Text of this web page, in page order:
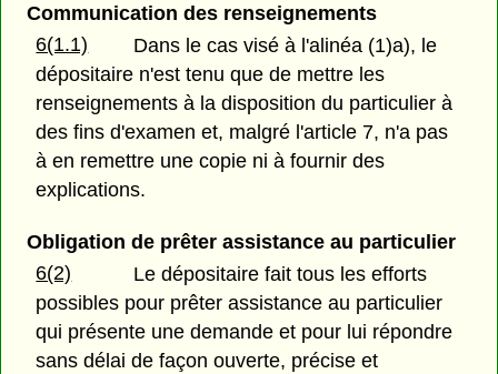
Communication des renseignements
6(1.1)
Dans le cas visé à l'alinéa (1)a), le
dépositaire n'est tenu que de mettre les
renseignements à la disposition du particulier à
des fins d'examen et, malgré l'article 7, n'a pas
à en remettre une copie ni à fournir des
explications.
Obligation de prêter assistance au particulier
6(2)
Le dépositaire fait tous les efforts
possibles pour prêter assistance au particulier
qui présente une demande et pour lui répondre
sans délai de façon ouverte, précise et